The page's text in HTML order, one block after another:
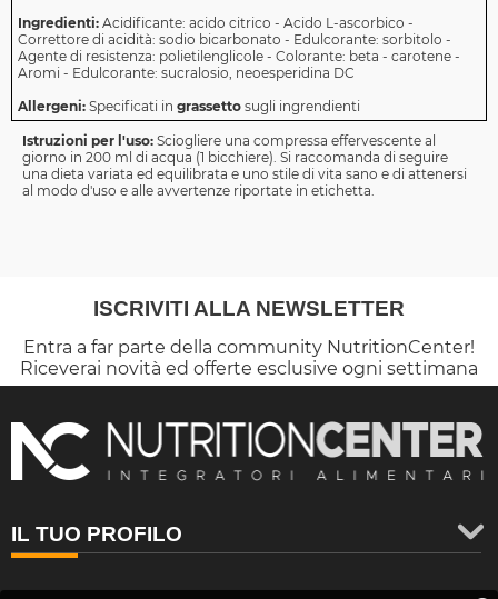
Ingredienti: Acidificante: acido citrico - Acido L-ascorbico -
Correttore di acidità: sodio bicarbonato - Edulcorante: sorbitolo -
Agente di resistenza: polietilenglicole - Colorante: beta - carotene -
Aromi - Edulcorante: sucralosio, neoesperidina DC
Allergeni: Specificati in grassetto sugli ingrendienti
Istruzioni per l'uso: Sciogliere una compressa effervescente al
giorno in 200 ml di acqua (1 bicchiere). Si raccomanda di seguire
una dieta variata ed equilibrata e uno stile di vita sano e di attenersi
al modo d'uso e alle avvertenze riportate in etichetta.
ISCRIVITI ALLA NEWSLETTER
Entra a far parte della community NutritionCenter!
Riceverai novità ed offerte esclusive ogni settimana
IL TUO PROFILO